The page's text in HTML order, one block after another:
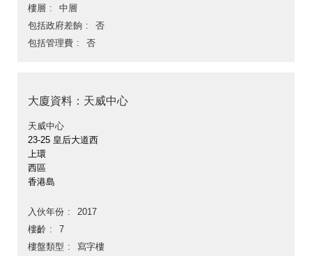
樓層
中層
包括政府差餉
否
包括管理費
否
大廈資料：天威中心
天威中心
23-25 皇后大道西
上環
西區
香港島
入伙年份
2017
樓齡
7
樓盤類型
寫字樓